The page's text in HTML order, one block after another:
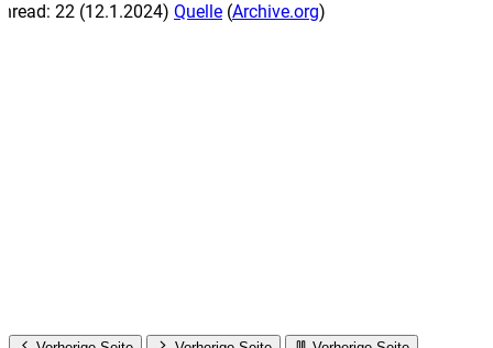
22 (12.1.2024) Quelle (Archive.org)